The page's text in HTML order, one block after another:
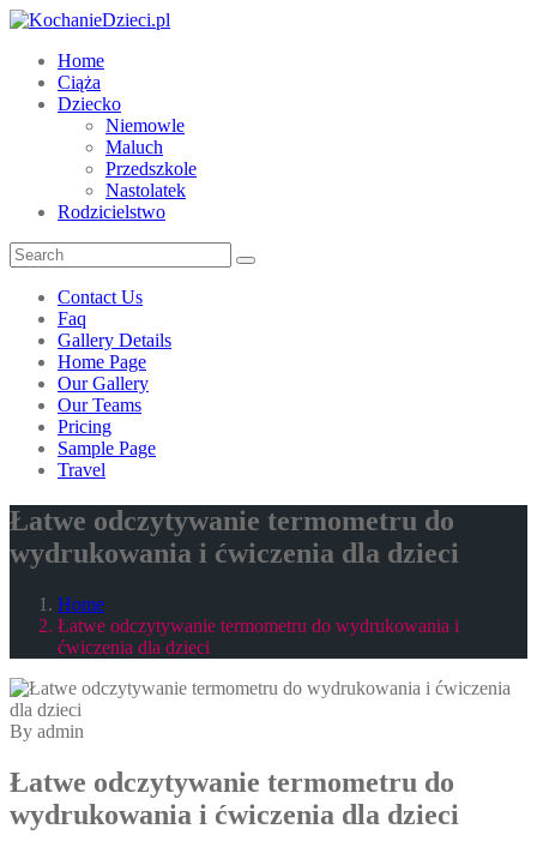
Home
Ciąża
Dziecko
Niemowle
Maluch
Przedszkole
Nastolatek
Rodzicielstwo
Contact Us
Faq
Gallery Details
Home Page
Our Gallery
Our Teams
Pricing
Sample Page
Travel
Łatwe odczytywanie termometru do
wydrukowania i ćwiczenia dla dzieci
Home
Łatwe odczytywanie termometru do wydrukowania i
ćwiczenia dla dzieci
By admin
Łatwe odczytywanie termometru do
wydrukowania i ćwiczenia dla dzieci